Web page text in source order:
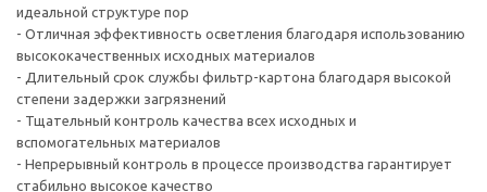
идеальной структуре пор
- Отличная эффективность осветления благодаря использованию
высококачественных исходных материалов
- Длительный срок службы фильтр-картона благодаря высокой
степени задержки загрязнений
- Тщательный контроль качества всех исходных и
вспомогательных материалов
- Непрерывный контроль в процессе производства гарантирует
стабильно высокое качество